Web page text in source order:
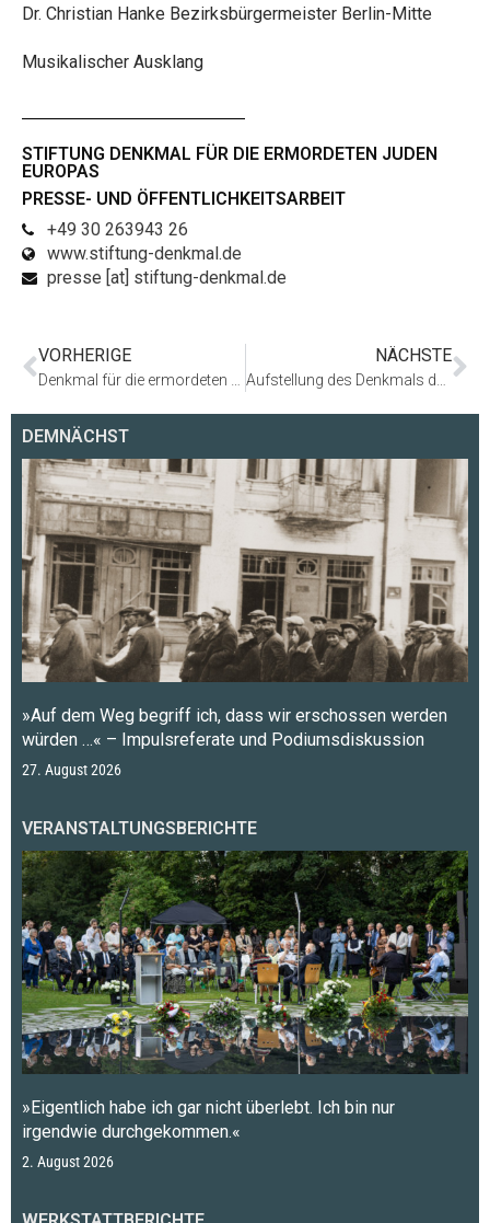
Dr. Christian Hanke Bezirksbürgermeister Berlin-Mitte
Musikalischer Ausklang
STIFTUNG DENKMAL FÜR DIE ERMORDETEN JUDEN
EUROPAS
PRESSE- UND ÖFFENTLICHKEITSARBEIT
+49 30 263943 26
www.stiftung-denkmal.de
presse [at] stiftung-denkmal.de
VORHERIGE NÄCHSTE
DEMNÄCHST
»Auf dem Weg begriff ich, dass wir erschossen werden
würden …« – Impulsreferate und Podiumsdiskussion
27. August 2026
VERANSTALTUNGSBERICHTE
»Eigentlich habe ich gar nicht überlebt. Ich bin nur
irgendwie durchgekommen.«
2. August 2026